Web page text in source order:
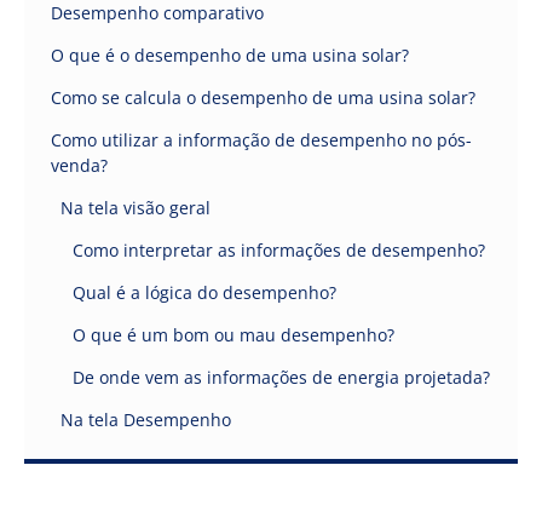
Desempenho comparativo
O que é o desempenho de uma usina solar?
Como se calcula o desempenho de uma usina solar?
Como utilizar a informação de desempenho no pós-
venda?
Na tela visão geral
Como interpretar as informações de desempenho?
Qual é a lógica do desempenho?
O que é um bom ou mau desempenho?
De onde vem as informações de energia projetada?
Na tela Desempenho